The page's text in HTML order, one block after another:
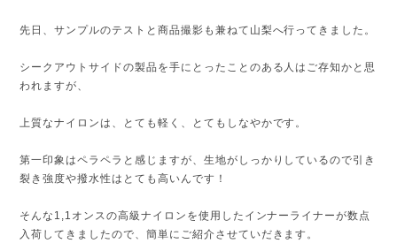
先日、サンプルのテストと商品撮影も兼ねて山梨へ行ってきました。
シークアウトサイドの製品を手にとったことのある人はご存知かと思
われますが、
上質なナイロンは、とても軽く、とてもしなやかです。
第一印象はペラペラと感じますが、生地がしっかりしているので引き
裂き強度や撥水性はとても高いんです！
そんな1,1オンスの高級ナイロンを使用したインナーライナーが数点
入荷してきましたので、簡単にご紹介させていだきます。